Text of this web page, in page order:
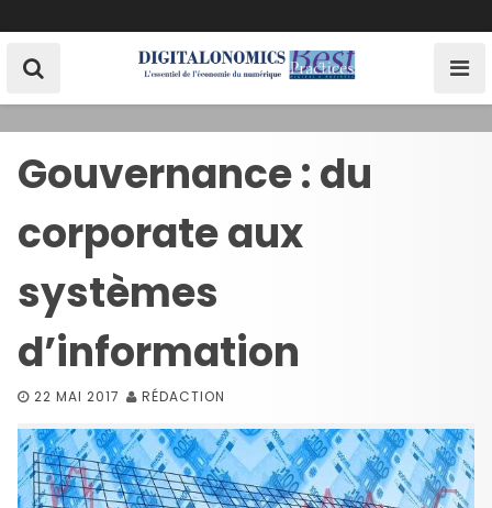
k
Gouvernance : du
corporate aux
systèmes
d’information
22 MAI 2017 RÉDACTION